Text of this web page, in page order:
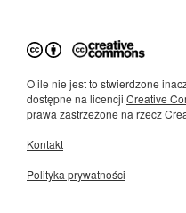
O ile nie jest to stwierdzone
dostępne na licencji Creative
prawa zastrzeżone na rzecz
Kontakt
Polityka prywatności